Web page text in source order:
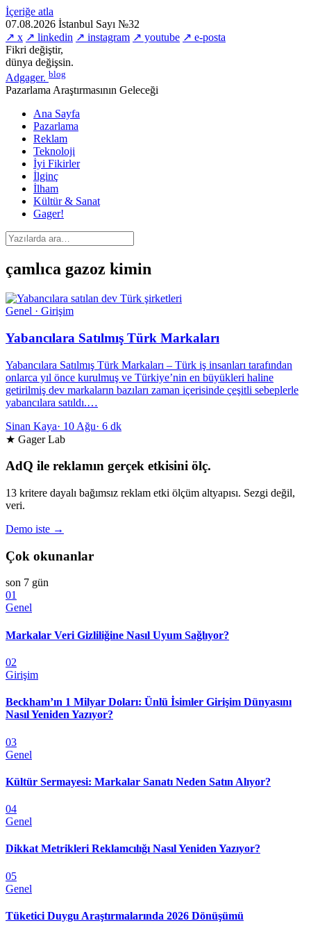
İçeriğe atla
07.08.2026 İstanbul Sayı №32
↗ x ↗ linkedin ↗ instagram ↗ youtube ↗ e-posta
Fikri değiştir,
dünya değişsin.
Adgager. blog
Pazarlama Araştırmasının Geleceği
Ana Sayfa
Pazarlama
Reklam
Teknoloji
İyi Fikirler
İlginç
İlham
Kültür & Sanat
Gager!
çamlıca gazoz kimin
Genel · Girişim
Yabancılara Satılmış Türk Markaları
Yabancılara Satılmış Türk Markaları – Türk iş insanları tarafından
onlarca yıl önce kurulmuş ve Türkiye’nin en büyükleri haline
getirilmiş dev markaların bazıları zaman içerisinde çeşitli sebeplerle
yabancılara satıldı.…
Sinan Kaya· 10 Ağu· 6 dk
★ Gager Lab
AdQ ile reklamın gerçek etkisini ölç.
13 kritere dayalı bağımsız reklam etki ölçüm altyapısı. Sezgi değil,
veri.
Demo iste →
Çok okunanlar
son 7 gün
01
Genel
Markalar Veri Gizliliğine Nasıl Uyum Sağlıyor?
02
Girişim
Beckham’ın 1 Milyar Doları: Ünlü İsimler Girişim Dünyasını
Nasıl Yeniden Yazıyor?
03
Genel
Kültür Sermayesi: Markalar Sanatı Neden Satın Alıyor?
04
Genel
Dikkat Metrikleri Reklamcılığı Nasıl Yeniden Yazıyor?
05
Genel
Tüketici Duygu Araştırmalarında 2026 Dönüşümü